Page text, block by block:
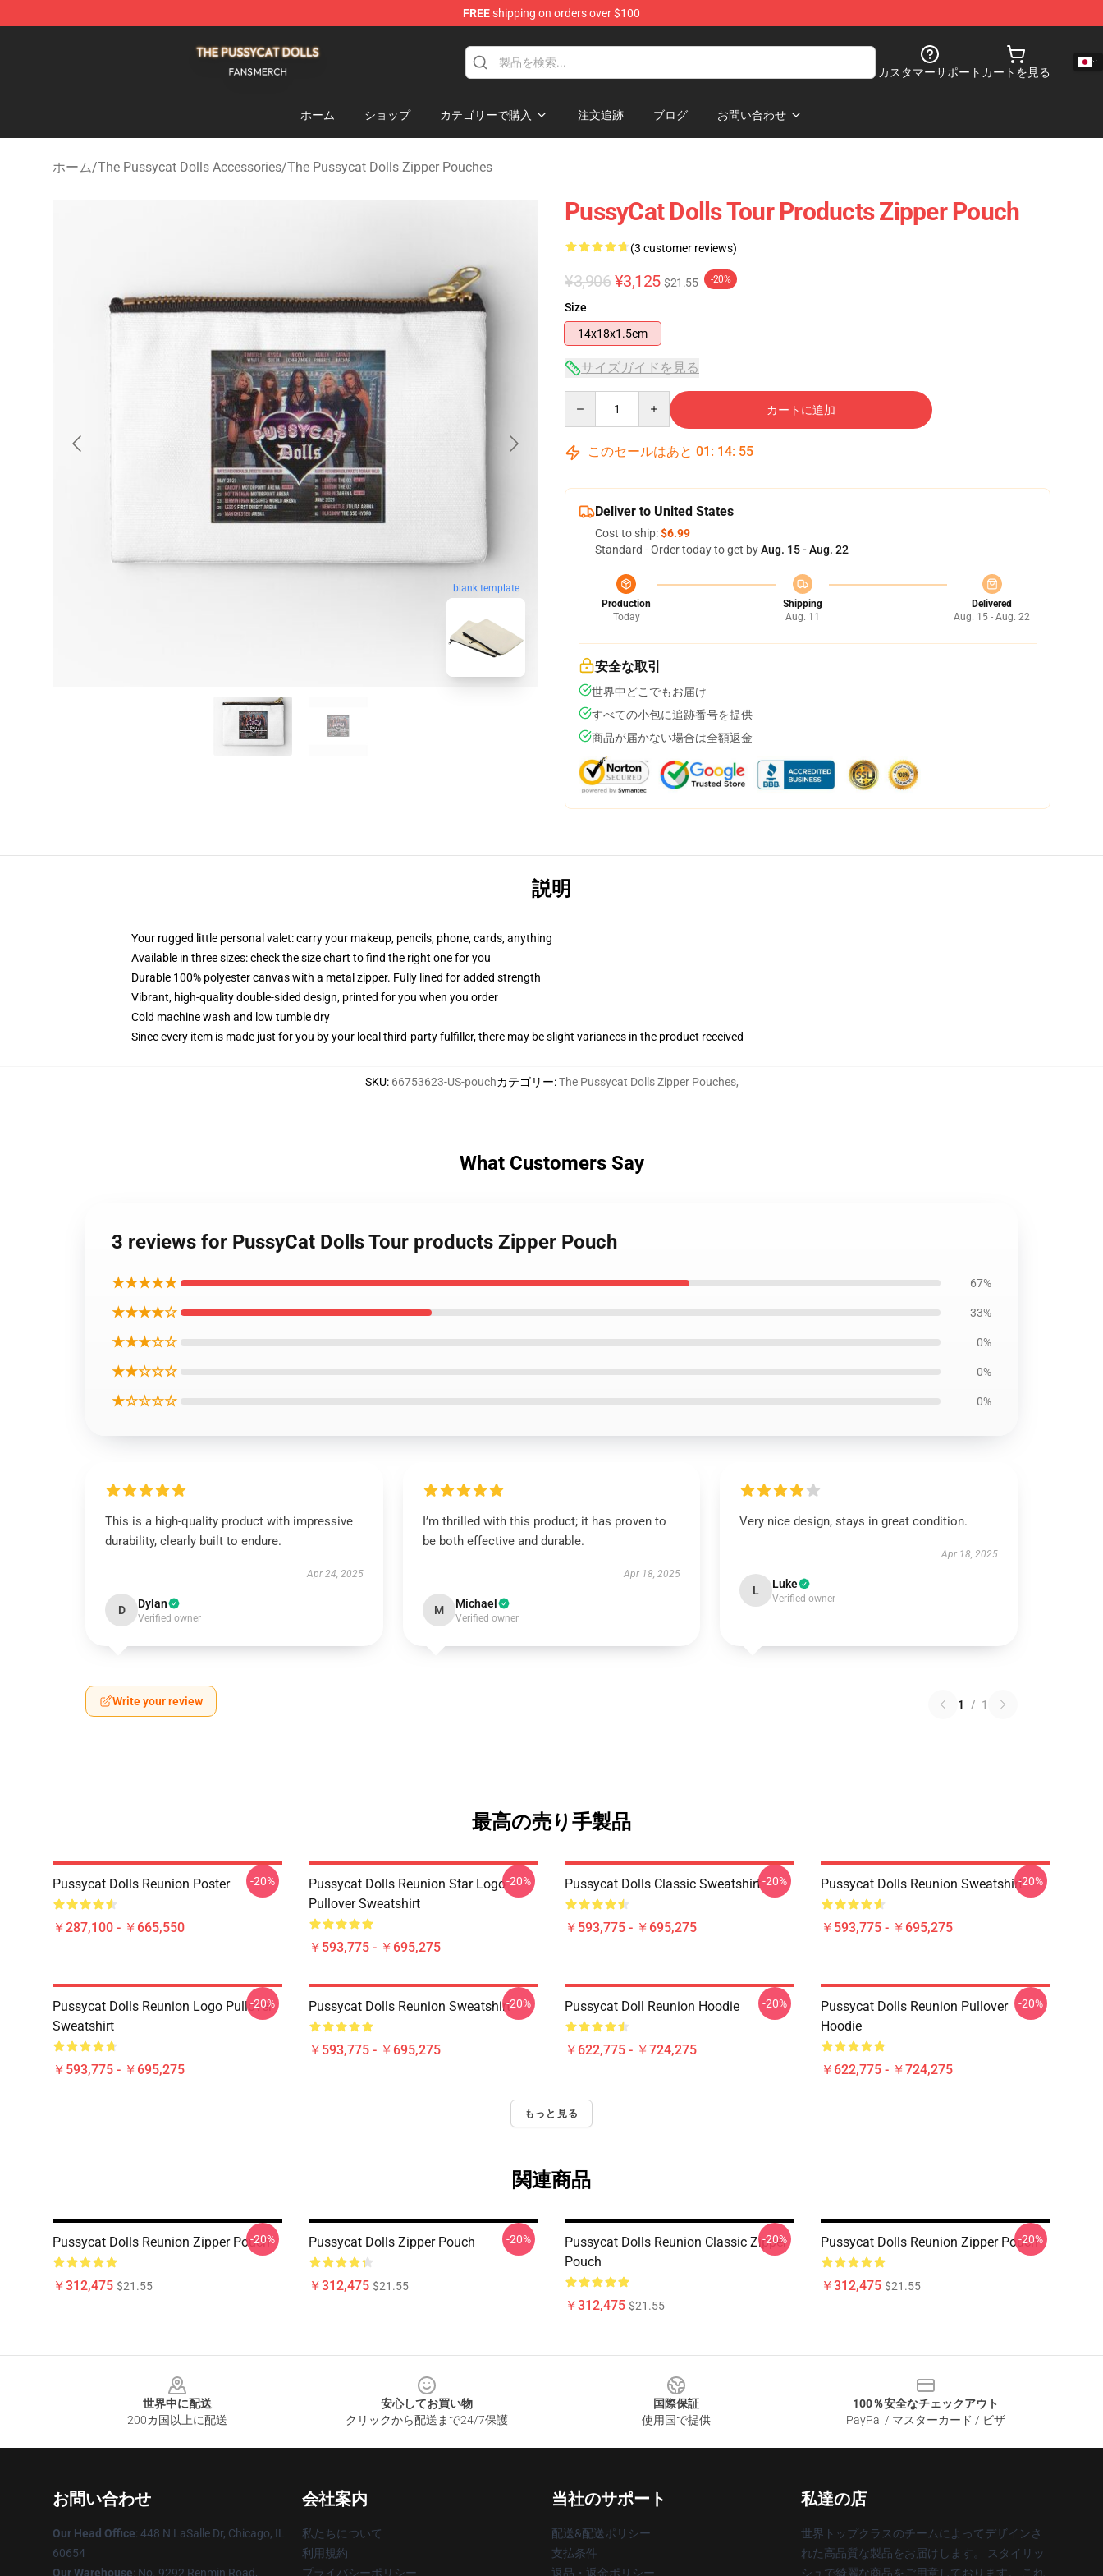
FREEshipping on orders over $100
カスタマーサポート カートを見る
ホーム ショップ カテゴリーで購入 注文追跡 ブログ お問い合わせ
ホーム/The Pussycat Dolls Accessories/The Pussycat Dolls Zipper Pouches
blank template
PussyCat Dolls Tour Products Zipper Pouch
(3 customer reviews)
¥3,906 ¥3,125 $21.55 -20%
Size
14x18x1.5cm
サイズガイドを見る
カートに追加
このセールはあと 01 : 14: 54
Deliver to United States
Cost to ship:$6.99
Standard - Order today to get byAug. 15 - Aug. 22
Production
Today
Shipping
Aug. 11
Delivered
Aug. 15 - Aug. 22
安全な取引
世界中どこでもお届け
すべての小包に追跡番号を提供
商品が届かない場合は全額返金
説明
Your rugged little personal valet: carry your makeup, pencils, phone, cards, anything
Available in three sizes: check the size chart to find the right one for you
Durable 100% polyester canvas with a metal zipper. Fully lined for added strength
Vibrant, high-quality double-sided design, printed for you when you order
Cold machine wash and low tumble dry
Since every item is made just for you by your local third-party fulfiller, there may be slight variances in the product received
SKU: 66753623-US-pouchカテゴリー:The Pussycat Dolls Zipper Pouches,
What Customers Say
3 reviews for PussyCat Dolls Tour products Zipper Pouch
★★★★★ 67%
★★★★☆ 33%
★★★☆☆ 0%
★★☆☆☆ 0%
★☆☆☆☆ 0%
This is a high-quality product with impressive
durability, clearly built to endure.
Apr 24, 2025
D Dylan
Verified owner
I’m thrilled with this product; it has proven to
be both effective and durable.
Apr 18, 2025
M Michael
Verified owner
Very nice design, stays in great condition.
Apr 18, 2025
L Luke
Verified owner
Write your review 1 / 1
最高の売り手製品
Pussycat Dolls Reunion Poster
￥287,100 - ￥665,550
-20%
Pussycat Dolls Reunion Star Logo
Pullover Sweatshirt
￥593,775 - ￥695,275
-20% Pussycat Dolls Classic Sweatshirt
￥593,775 - ￥695,275
-20% Pussycat Dolls Reunion Sweatshirt
￥593,775 - ￥695,275
-20%
Pussycat Dolls Reunion Logo Pullover
Sweatshirt
￥593,775 - ￥695,275
-20% Pussycat Dolls Reunion Sweatshirt
￥593,775 - ￥695,275
-20% Pussycat Doll Reunion Hoodie
￥622,775 - ￥724,275
-20%
Pussycat Dolls Reunion Pullover
Hoodie
￥622,775 - ￥724,275
-20%
もっと見る
関連商品
Pussycat Dolls Reunion Zipper Pouch
￥312,475 $21.55
-20% Pussycat Dolls Zipper Pouch
￥312,475 $21.55
-20%
Pussycat Dolls Reunion Classic Zipper
Pouch
￥312,475 $21.55
-20% Pussycat Dolls Reunion Zipper Pouch
￥312,475 $21.55
-20%
世界中に配送
200カ国以上に配送
安心してお買い物
クリックから配送まで24/7保護
国際保証
使用国で提供
100％安全なチェックアウト
PayPal / マスターカード / ビザ
お問い合わせ
Our Head Office: 448 N LaSalle Dr, Chicago, IL
60654
Our Warehouse: No. 9292 Renmin Road,
会社案内
私たちについて
利用規約
プライバシーポリシー
当社のサポート
配送&配送ポリシー
支払条件
返品・返金ポリシー
私達の店
世界トップクラスのチームによってデザインさ
れた高品質な製品をお届けします。 スタイリッ
シュで綺麗な商品をご用意しております。 これ